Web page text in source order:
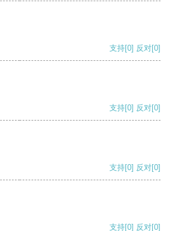
支持[0] 反对[0]
支持[0] 反对[0]
支持[0] 反对[0]
支持[0] 反对[0]